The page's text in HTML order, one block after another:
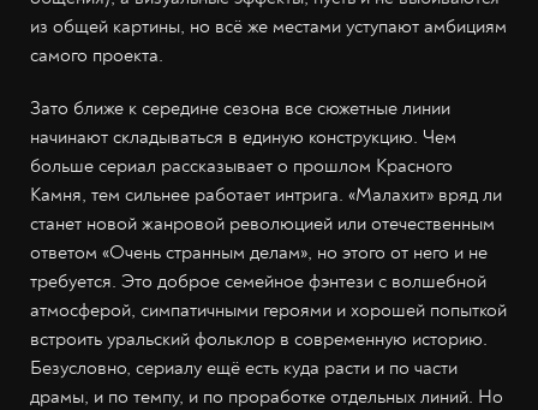
из общей картины, но всё же местами уступают амбициям
самого проекта.
Зато ближе к середине сезона все сюжетные линии
начинают складываться в единую конструкцию. Чем
больше сериал рассказывает о прошлом Красного
Камня, тем сильнее работает интрига. «Малахит» вряд ли
станет новой жанровой революцией или отечественным
ответом «Очень странным делам», но этого от него и не
требуется. Это доброе семейное фэнтези с волшебной
атмосферой, симпатичными героями и хорошей попыткой
встроить уральский фольклор в современную историю.
Безусловно, сериалу ещё есть куда расти и по части
драмы, и по темпу, и по проработке отдельных линий. Но